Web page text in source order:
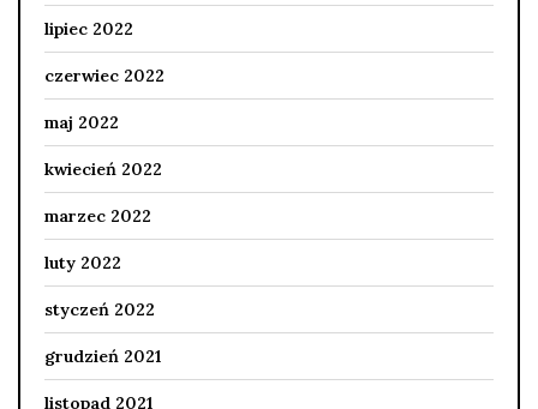
lipiec 2022
czerwiec 2022
maj 2022
kwiecień 2022
marzec 2022
luty 2022
styczeń 2022
grudzień 2021
listopad 2021